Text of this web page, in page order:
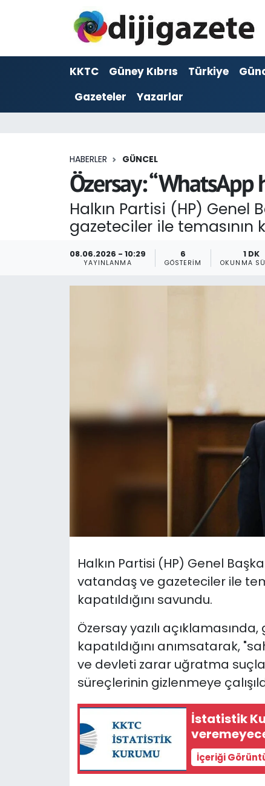
KKTC Güney Kıbrıs Türkiye
Gazeteler
Yazarlar
HABERLER GÜNCEL
Özersay: “WhatsApp
Halkın Partisi (HP) Genel
gazeteciler ile temasının
08.06.2026 - 10:29
YAYINLANMA
6
GÖSTERIM
1 DK
OKUNMA
Halkın Partisi (HP) Genel
vatandaş ve gazeteciler ile
kapatıldığını savundu.
Özersay yazılı açıklamasında,
kapatıldığını anımsatarak, "
ve devleti zarar uğratma
süreçlerinin gizlenmeye
İstatistik
İçeriği
ADVERTORIAL
Dijigazete
Ekonomi
Foto Galeri
Magazin
Politika
Teknoloji
TÜRKiYE
Yazarlar
Hava Durumu
Trafik Durumu
Son Dakika Haberleri
Haber Arşivi